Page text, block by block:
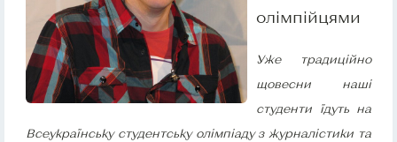
олімпійцями
Уже традиційно
щовесни наші
студенти їдуть на
Всеукраїнську студентську олімпіаду з журналістики та